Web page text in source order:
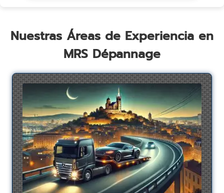
Nuestras Áreas de Experiencia en
MRS Dépannage